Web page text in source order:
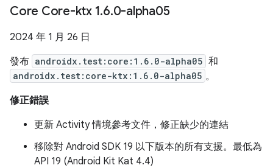
Core Core-ktx 1.6.0-alpha05
2024 年 1 月 26 日
發布 androidx.test:core:1.6.0-alpha05 和
androidx.test:core-ktx:1.6.0-alpha05 。
修正錯誤
更新 Activity 情境參考文件，修正缺少的連結
移除對 Android SDK 19 以下版本的所有支援。最低為
API 19 (Android Kit Kat 4.4)